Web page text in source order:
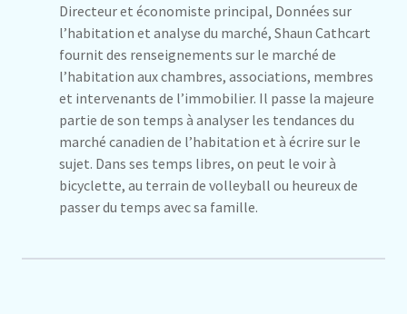
Directeur et économiste principal, Données sur
l’habitation et analyse du marché, Shaun Cathcart
fournit des renseignements sur le marché de
l’habitation aux chambres, associations, membres
et intervenants de l’immobilier. Il passe la majeure
partie de son temps à analyser les tendances du
marché canadien de l’habitation et à écrire sur le
sujet. Dans ses temps libres, on peut le voir à
bicyclette, au terrain de volleyball ou heureux de
passer du temps avec sa famille.